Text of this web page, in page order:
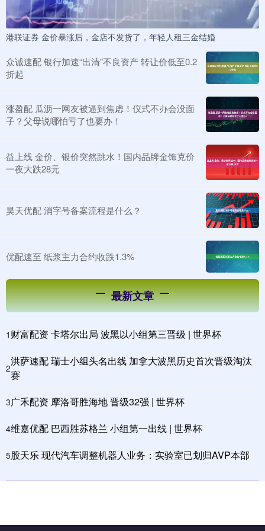
港联证券 金价暴涨后，金店不发货了，年轻人租三金结婚
众诚速配 银行加速“出清”不良资产 转让价低至0.2
折起
涨盈配 瓜沥一网友被逼到焦虑！仪式不办会没面
子？父母说哪怕亏了也要办！
益上线 金价、银价突然跳水！国内品牌金饰克价
一夜大跌28元
昊天优配 消字号备案流程是什么？
优配速至 纸浆主力合约收跌1.3%
最新文章
1 财富配资 卡塔尔出局 波黑以小组第三晋级 | 世界杯
2
洪萨速配 瑞士小组头名出线 加拿大波黑历史首次晋级淘汰
赛
3广禾配资 摩洛哥胜海地 晋级32强 | 世界杯
4维嘉优配 巴西胜苏格兰 小组第一出线 | 世界杯
5股天乐 现代汽车调整机器人业务：实验室已划归AVP本部